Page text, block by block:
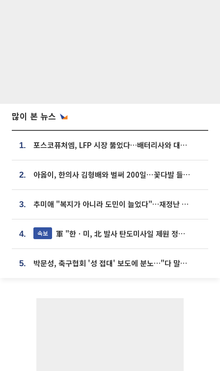
많이 본 뉴스
1. 포스코퓨처엠, LFP 시장 뚫었다…배터리사와 대규모 장기 공급 합의
2. 아옳이, 한의사 김형배와 벌써 200일⋯꽃다발 들고 "프러포즈 아냐"
3. 추미애 "복지가 아니라 도민이 늘었다"…재정난 책임론 정면돌파
4. 속보 軍 "한ㆍ미, 北 발사 탄도미사일 제원 정밀분석 중"
5. 박문성, 축구협회 '성 접대' 보도에 분노…"다 말아먹으려고 작정했나"